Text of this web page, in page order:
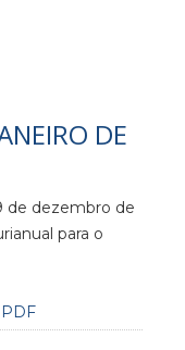
DE
de dezembro de
para o